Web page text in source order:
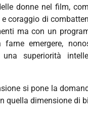
donne nel film,
coraggio di
ma con un
farne emergere,
superiorità
si pone la
quella dimensione di